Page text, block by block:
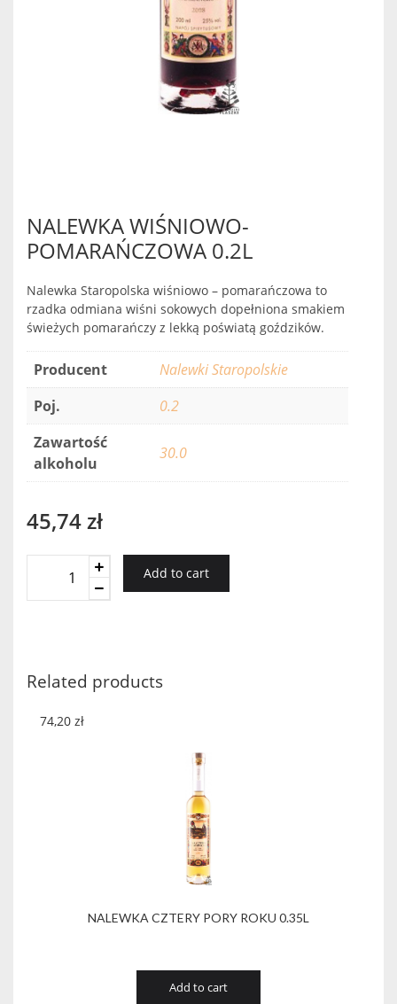
NALEWKA WIŚNIOWO-
POMARAŃCZOWA 0.2L
Nalewka Staropolska wiśniowo – pomarańczowa to
rzadka odmiana wiśni sokowych dopełniona smakiem
świeżych pomarańczy z lekką poświatą goździków.
Producent
Nalewki Staropolskie
Poj.
0.2
Zawartość
alkoholu
30.0
45,74zł
WIŚNIOWO-
Add to cart
Related products
NALEWKA CZTERY PORY ROKU 0.35L
74,20 zł
Add to cart